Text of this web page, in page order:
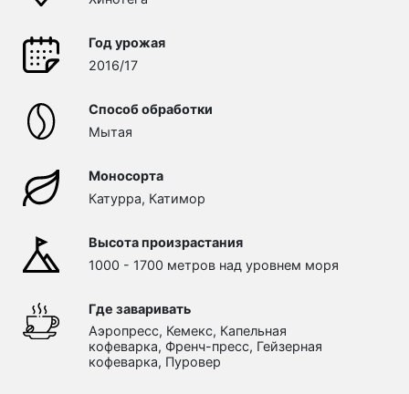
Год урожая
2016/17
Способ обработки
Мытая
Моносорта
Катурра, Катимор
Высота произрастания
1000 - 1700 метров над уровнем моря
Где заваривать
Аэропресс, Кемекс, Капельная
кофеварка, Френч-пресс, Гейзерная
кофеварка, Пуровер